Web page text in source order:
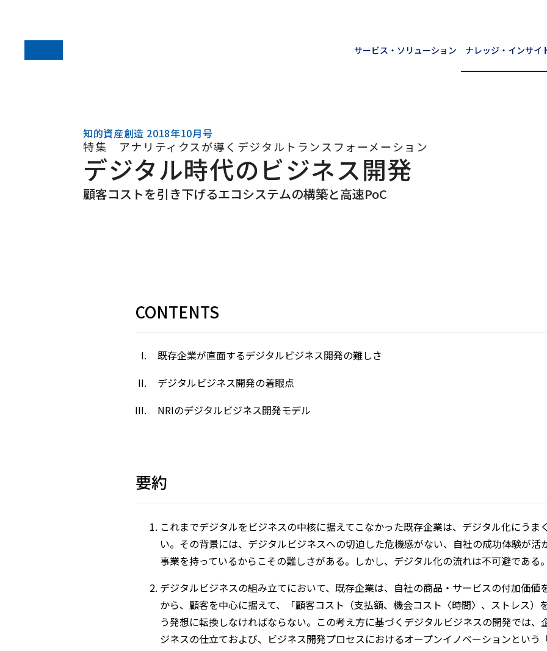
サービス・ソリューション ナレッジ・インサイ
知的資産創造 2018年10月号
特集 アナリティクスが導くデジタルトランスフォーメーション
デジタル時代のビジネス開発
顧客コストを引き下げるエコシステムの構築と高速PoC
CONTENTS
既存企業が直面するデジタルビジネス開発の難しさ
デジタルビジネス開発の着眼点
NRIのデジタルビジネス開発モデル
要約
これまでデジタルをビジネスの中核に据えてこなかった既存企業は、デジタル化にうま
い。その背景には、デジタルビジネスへの切迫した危機感がない、自社の成功体験が活
事業を持っているからこその難しさがある。しかし、デジタル化の流れは不可避である
デジタルビジネスの組み立てにおいて、既存企業は、自社の商品・サービスの付加価値
から、顧客を中心に据えて、「顧客コスト（支払額、機会コスト〈時間〉、ストレス）
う発想に転換しなければならない。この考え方に基づくデジタルビジネスの開発では、
ジネスの仕立ておよび、ビジネス開発プロセスにおけるオープンイノベーションという